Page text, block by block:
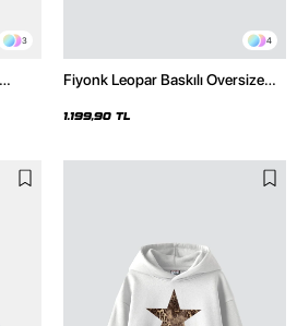
3 4
Fiyonk Leopar Baskılı Oversize
1.199,90 TL